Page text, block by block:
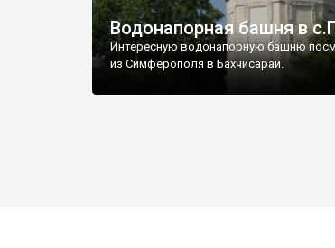
Водонапорная башня в
Интересную водонапорную башню
из Симферополя в Бахчисарай.